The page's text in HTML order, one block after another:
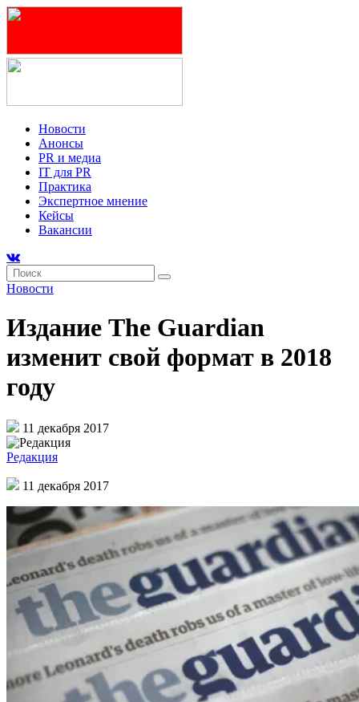
Новости
Анонсы
PR и медиа
IT для PR
Практика
Экспертное мнение
Кейсы
Вакансии
Новости
Издание The Guardian
изменит свой формат в 2018
году
11 декабря 2017
Редакция
11 декабря 2017